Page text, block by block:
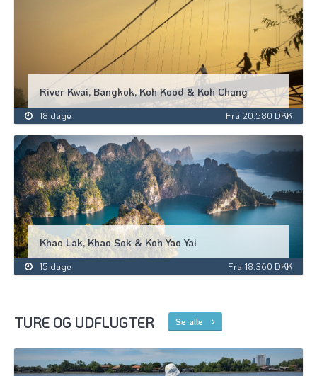
River Kwai, Bangkok, Koh Kood & Koh Chang
Fra 20.580 DKK
18 dage
Khao Lak, Khao Sok & Koh Yao Yai
Fra 18.360 DKK
15 dage
TURE OG UDFLUGTER Se alle